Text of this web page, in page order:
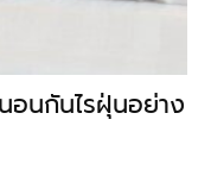
นกันไรฝุ่นอย่าง